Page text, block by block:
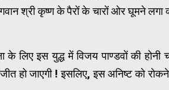
श्री कृष्ण के पैरों के चारों ओर घूमने
के लिए इस युद्ध में विजय पाण्डवों की
हो जाएगी ! इसलिए, इस अनिष्ट को